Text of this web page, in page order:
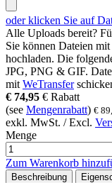
oder klicken Sie auf
Alle Uploads bereit?
Sie können Dateien
hochladen. Die
JPG, PNG & GIF.
mit WeTransfer
€ 74,95 € Rabatt
(see Mengenrabatt) €
exkl. MwSt. / Excl.
Menge
Zum Warenkorb
Beschreibung